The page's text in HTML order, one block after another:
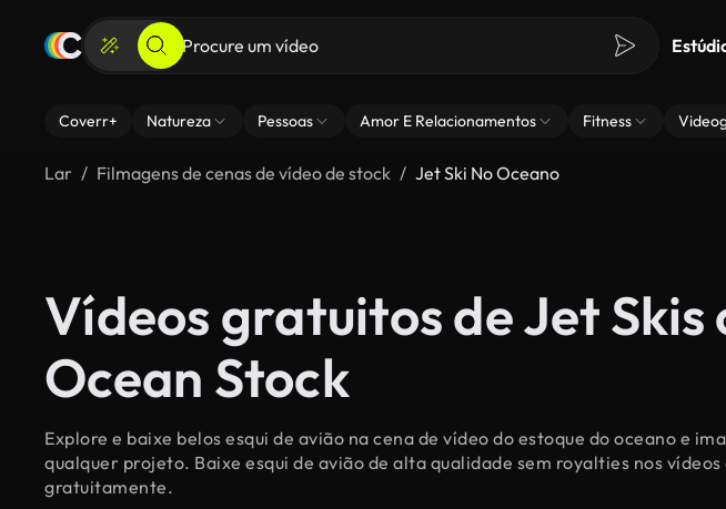
Coverr+ Natureza Pessoas Amor E Relacionamentos Fitness
Lar Filmagens de cenas de vídeo de stock Jet Ski No Oceano
Vídeos gratuitos de Jet Skis
Ocean Stock
Explore e baixe belos esqui de avião na cena de vídeo do estoque do oceano e
qualquer projeto. Baixe esqui de avião de alta qualidade sem royalties nos vídeos
gratuitamente.